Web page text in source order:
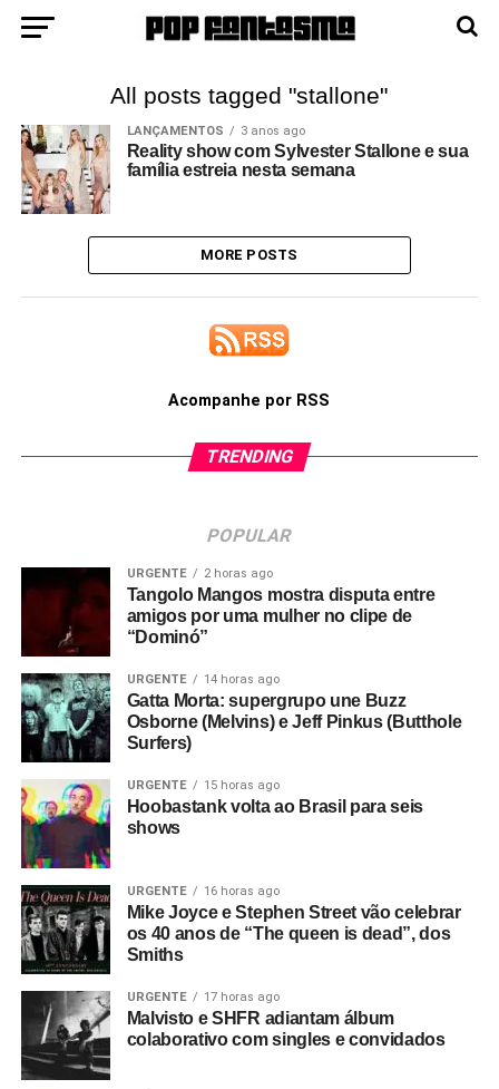
All posts tagged "stallone"
LANÇAMENTOS 3 anos ago
Reality show com Sylvester Stallone e sua
família estreia nesta semana
MORE POSTS
Acompanhe por RSS
TRENDING
POPULAR
URGENTE 2 horas ago
Tangolo Mangos mostra disputa entre
amigos por uma mulher no clipe de
“Dominó”
URGENTE 14 horas ago
Gatta Morta: supergrupo une Buzz
Osborne (Melvins) e Jeff Pinkus (Butthole
Surfers)
URGENTE 15 horas ago
Hoobastank volta ao Brasil para seis
shows
URGENTE 16 horas ago
Mike Joyce e Stephen Street vão celebrar
os 40 anos de “The queen is dead”, dos
Smiths
URGENTE 17 horas ago
Malvisto e SHFR adiantam álbum
colaborativo com singles e convidados